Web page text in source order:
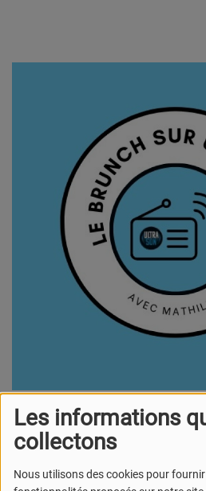
Les informations
collectons
Nous utilisons des cookies pour
Tous les samedis matins, le
Ultrason!
Dans une émission qui allie
infos insolites, Mathilde, ses